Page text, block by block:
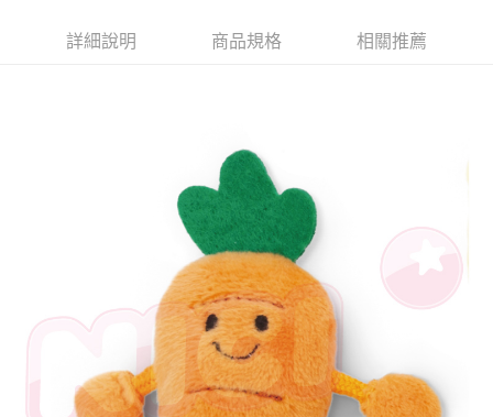
ATM／網路銀行／等多元方式進行付款，方視為交易完成。
※ 請注意：結帳手續完成當下不需立刻繳費，但若您需要取消訂單，請聯絡
https://netprotections.freshdesk.com/support/home
１．透過由恩沛科技股份有限公司提供之「AFTEE先享後付」服務完成之交
易，需依本服務之必要範圍內提供個人資料，並將交易相關給付款項請求債
權轉讓予恩沛科技股份有限公司。
２．關於個人資料處理事宜，請瀏覽以下網址：
https://aftee.tw/terms/#terms3
３．未成年的使用者請事先徵得法定代理人或監護人之同意方可使用
「AFTEE先享後付」，若未經同意申辦者引起之損失，本公司不負相關責
４．使用「AFTEE先享後付」時，將依據個別帳號之用戶狀況，依本公司即
時審查核予不同之上限額度；若仍有額度不足之情形，本公司將視審查結果
請求用戶進行身份認證。
詳細說明 商品規格 相關推薦